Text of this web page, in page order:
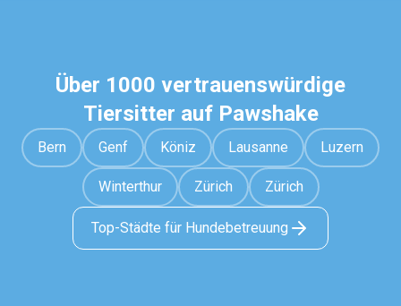
Über 1000 vertrauenswürdige
Tiersitter auf Pawshake
Bern Genf Köniz Lausanne Luzern
Winterthur Zürich Zürich
Top-Städte für Hundebetreuung